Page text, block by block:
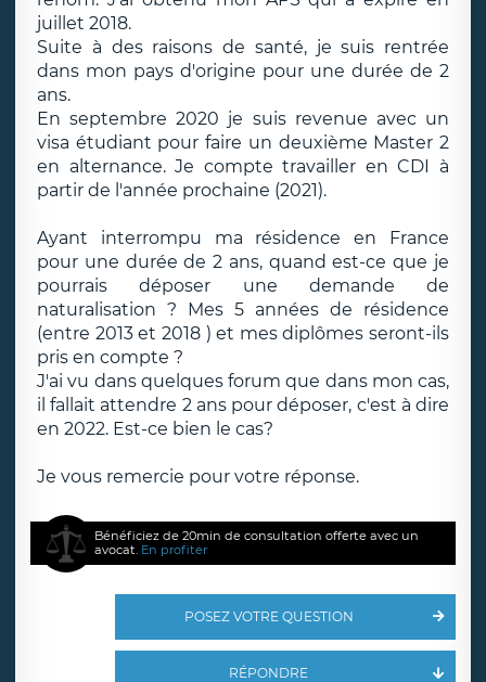
juillet 2018.
Suite à des raisons de santé, je suis rentrée
dans mon pays d'origine pour une durée de 2
ans.
En septembre 2020 je suis revenue avec un
visa étudiant pour faire un deuxième Master 2
en alternance. Je compte travailler en CDI à
partir de l'année prochaine (2021).
Ayant interrompu ma résidence en France
pour une durée de 2 ans, quand est-ce que je
pourrais déposer une demande de
naturalisation ? Mes 5 années de résidence
(entre 2013 et 2018 ) et mes diplômes seront-ils
pris en compte ?
J'ai vu dans quelques forum que dans mon cas,
il fallait attendre 2 ans pour déposer, c'est à dire
en 2022. Est-ce bien le cas?
Je vous remercie pour votre réponse.
Bénéficiez de 20min de consultation offerte avec un
avocat. En profiter
POSEZ VOTRE QUESTION
RÉPONDRE